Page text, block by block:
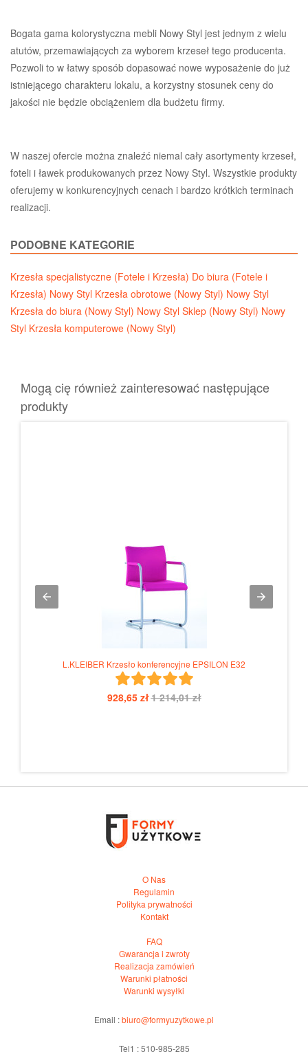
Bogata gama kolorystyczna mebli Nowy Styl jest jednym z wielu
atutów, przemawiających za wyborem krzeseł tego producenta.
Pozwoli to w łatwy sposób dopasować nowe wyposażenie do już
istniejącego charakteru lokalu, a korzystny stosunek ceny do
jakości nie będzie obciążeniem dla budżetu firmy.
W naszej ofercie można znaleźć niemal cały asortymenty krzeseł,
foteli i ławek produkowanych przez Nowy Styl. Wszystkie produkty
oferujemy w konkurencyjnych cenach i bardzo krótkich terminach
realizacji.
PODOBNE KATEGORIE
Krzesła specjalistyczne (Fotele i Krzesła) Do biura (Fotele i
Krzesła) Nowy Styl Krzesła obrotowe (Nowy Styl) Nowy Styl
Krzesła do biura (Nowy Styl) Nowy Styl Sklep (Nowy Styl) Nowy
Styl Krzesła komputerowe (Nowy Styl)
Mogą cię również zainteresować następujące
produkty
L.KLEIBER Krzesło konferencyjne EPSILON E32
928,65 zł1 214,01 zł
O Nas
Regulamin
Polityka prywatności
Kontakt
FAQ
Gwarancja i zwroty
Realizacja zamówień
Warunki płatności
Warunki wysyłki
Email :biuro@formyuzytkowe.pl
Tel1 : 510-985-285